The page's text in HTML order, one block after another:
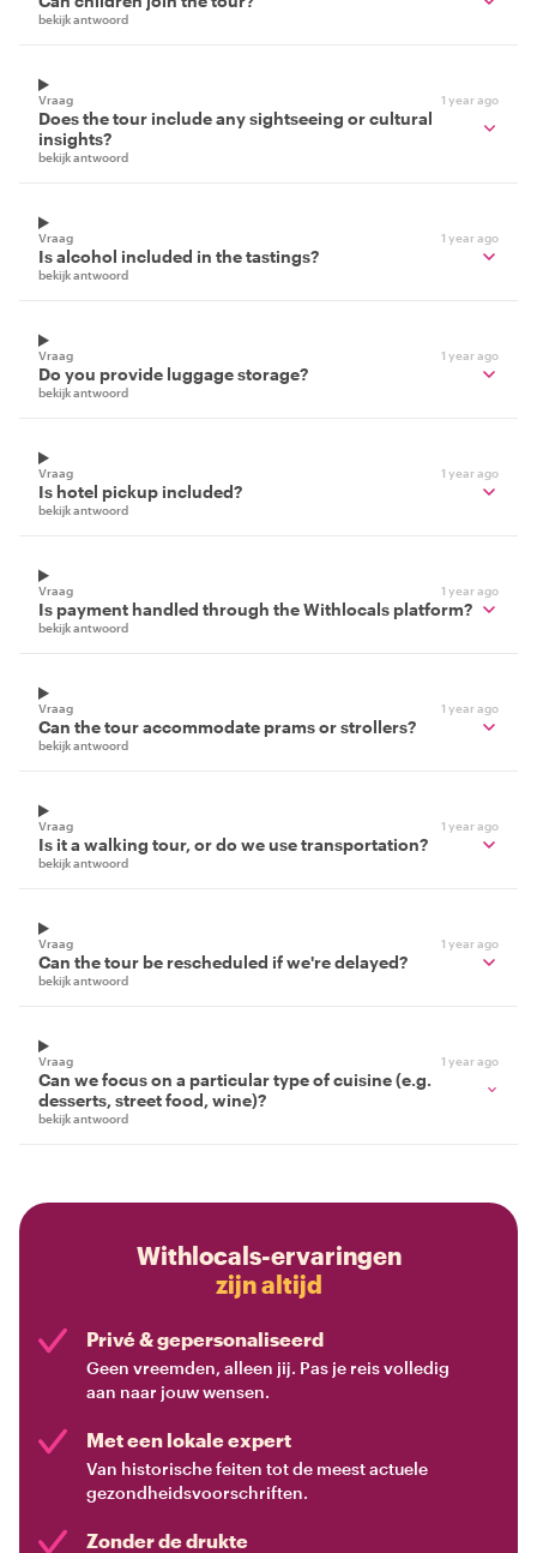
bekijk antwoord
Vraag 1 year ago
Does the tour include any sightseeing or cultural
insights?
bekijk antwoord
Vraag 1 year ago
Is alcohol included in the tastings?
bekijk antwoord
Vraag 1 year ago
Do you provide luggage storage?
bekijk antwoord
Vraag 1 year ago
Is hotel pickup included?
bekijk antwoord
Vraag 1 year ago
Is payment handled through the Withlocals platform?
bekijk antwoord
Vraag 1 year ago
Can the tour accommodate prams or strollers?
bekijk antwoord
Vraag 1 year ago
Is it a walking tour, or do we use transportation?
bekijk antwoord
Vraag 1 year ago
Can the tour be rescheduled if we're delayed?
bekijk antwoord
Vraag 1 year ago
Can we focus on a particular type of cuisine (e.g.
desserts, street food, wine)?
bekijk antwoord
Withlocals-ervaringen
zijn altijd
Privé & gepersonaliseerd
Geen vreemden, alleen jij. Pas je reis volledig
aan naar jouw wensen.
Met een lokale expert
Van historische feiten tot de meest actuele
gezondheidsvoorschriften.
Zonder de drukte